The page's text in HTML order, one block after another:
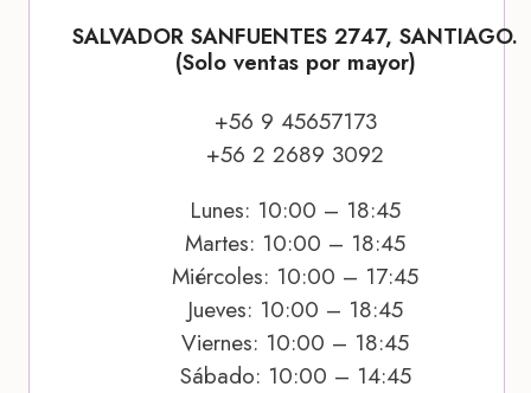
SALVADOR SANFUENTES 2747, SANTIAGO.
(Solo ventas por mayor)
+56 9 45657173
+56 2 2689 3092
Lunes: 10:00 – 18:45
Martes: 10:00 – 18:45
Miércoles: 10:00 – 17:45
Jueves: 10:00 – 18:45
Viernes: 10:00 – 18:45
Sábado: 10:00 – 14:45